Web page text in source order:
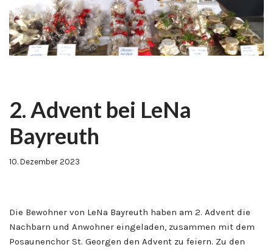
2. Advent bei LeNa
Bayreuth
10. Dezember 2023
Die Bewohner von LeNa Bayreuth haben am 2. Advent die
Nachbarn und Anwohner eingeladen, zusammen mit dem
Posaunenchor St. Georgen den Advent zu feiern. Zu den